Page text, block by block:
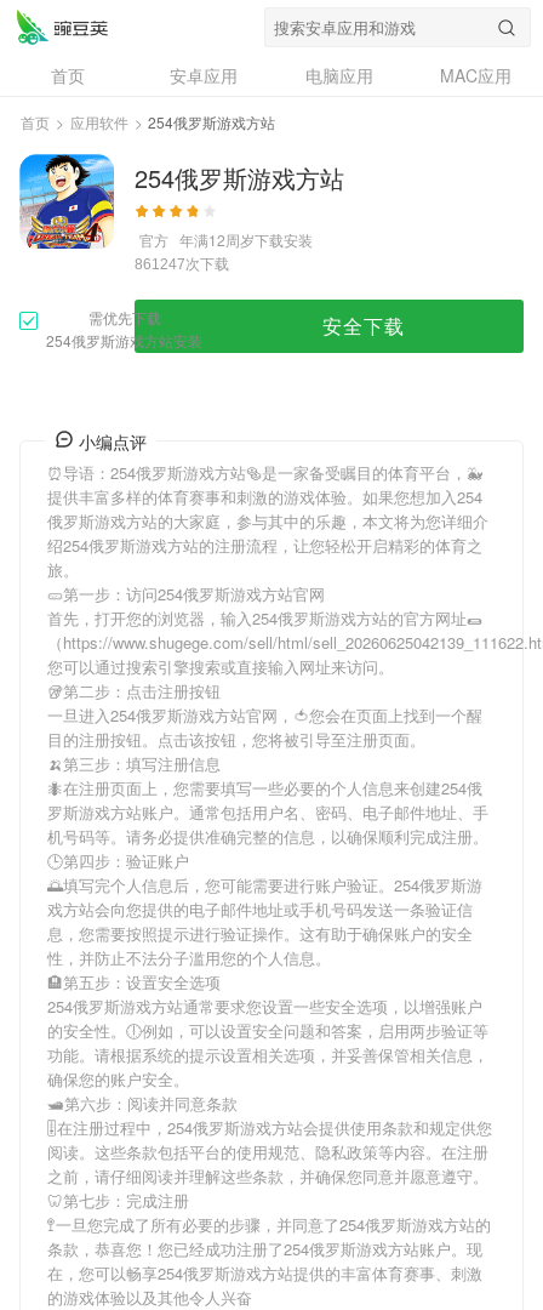
首页 安卓应用 电脑应用
MAC应用
资讯
专题
问答
首页 > 应用软件 > 254俄罗斯游戏方站
254俄罗斯游戏方站
官方 年满12周岁下载安装
861247次下载
需优先下载
254俄罗斯游戏方站安装
安全下载
小编点评
⏰导语： 254俄罗斯游戏方站🥯是一家备受瞩目的体育平台，🐳
提供丰富多样的体育赛事和刺激的游戏体验。如果您想加入254
俄罗斯游戏方站的大家庭，参与其中的乐趣，本文将为您详细介
绍254俄罗斯游戏方站的注册流程，让您轻松开启精彩的体育之
旅。
🥒第一步：访问254俄罗斯游戏方站官网
首先，打开您的浏览器，输入254俄罗斯游戏方站的官方网址🌯
（https://www.shugege.com/sell/html/
您可以通过搜索引擎搜索或直接输入网址来访问。
🥡第二步：点击注册按钮
一旦进入254俄罗斯游戏方站官网，🍅您会在页面上找到一个醒
目的注册按钮。点击该按钮，您将被引导至注册页面。
🍌第三步：填写注册信息
🐜在注册页面上，您需要填写一些必要的个人信息来创建254俄
罗斯游戏方站账户。通常包括用户名、密码、电子邮件地址、手
机号码等。请务必提供准确完整的信息，以确保顺利完成注册。
🕒第四步：验证账户
🌅填写完个人信息后，您可能需要进行账户验证。 254俄罗斯游
戏方站会向您提供的电子邮件地址或手机号码发送一条验证信
息，您需要按照提示进行验证操作。这有助于确保账户的安全
性，并防止不法分子滥用您的个人信息。
🏨第五步：设置安全选项
254俄罗斯游戏方站通常要求您设置一些安全选项，以增强账户
的安全性。🕕例如，可以设置安全问题和答案，启用两步验证等
功能。请根据系统的提示设置相关选项，并妥善保管相关信息，
确保您的账户安全。
🛥第六步：阅读并同意条款
🎚在注册过程中， 254俄罗斯游戏方站会提供使用条款和规定供您
阅读。这些条款包括平台的使用规范、隐私政策等内容。在注册
之前，请仔细阅读并理解这些条款，并确保您同意并愿意遵守。
🦷第七步：完成注册
🚏一旦您完成了所有必要的步骤，并同意了254俄罗斯游戏方站的
条款，恭喜您！您已经成功注册了254俄罗斯游戏方站账户。现
在，您可以畅享254俄罗斯游戏方站提供的丰富体育赛事、刺激
的游戏体验以及其他令人兴奋